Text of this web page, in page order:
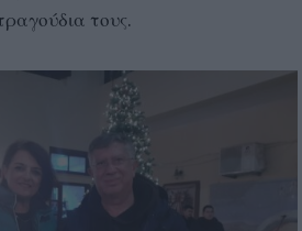
τους.